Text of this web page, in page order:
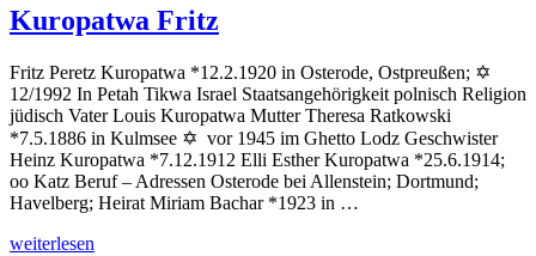
Helene
Kuropatwa Fritz
Fritz Peretz Kuropatwa *12.2.1920 in Osterode, Ostpreußen; ✡
12/1992 In Petah Tikwa Israel Staatsangehörigkeit polnisch Religion
jüdisch Vater Louis Kuropatwa Mutter Theresa Ratkowski
*7.5.1886 in Kulmsee ✡ vor 1945 im Ghetto Lodz Geschwister
Heinz Kuropatwa *7.12.1912 Elli Esther Kuropatwa *25.6.1914;
oo Katz Beruf – Adressen Osterode bei Allenstein; Dortmund;
Havelberg; Heirat Miriam Bachar *1923 in …
„Kuropatwa
weiterlesen